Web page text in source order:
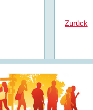
Zurück